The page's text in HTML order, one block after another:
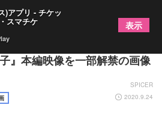
先生”岡田将生にひとめぼれす
』本編映像を一部解禁の画像
SPICER
2020.9.24
)アプリ - チケッ
スマチケ 表示